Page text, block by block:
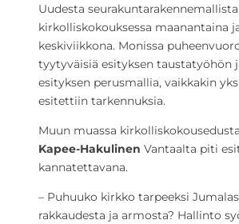
Uudesta
kirkolliskokouksessa maanantaina
keskiviikkona. Monissa
tyytyväisiä esityksen taustatyöhön
esityksen perusmallia, vaikkakin
esitettiin tarkennuksia.
Muun muassa
Kapee-Hakulinen Vantaalta piti
kannatettavana.
– Puhuuko kirkko tarpeeksi
rakkaudesta ja armosta? Hallinto